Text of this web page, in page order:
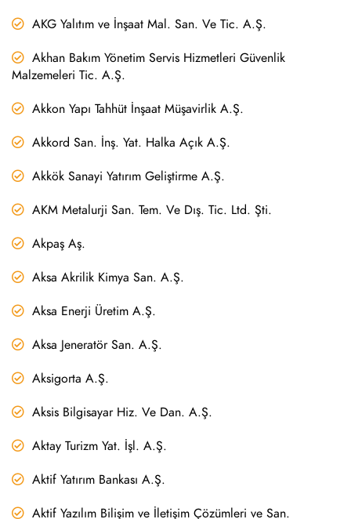
AKG Yalıtım ve İnşaat Mal. San. Ve Tic. A.Ş.
Akhan Bakım Yönetim Servis Hizmetleri Güvenlik
Malzemeleri Tic. A.Ş.
Akkon Yapı Tahhüt İnşaat Müşavirlik A.Ş.
Akkord San. İnş. Yat. Halka Açık A.Ş.
Akkök Sanayi Yatırım Geliştirme A.Ş.
AKM Metalurji San. Tem. Ve Dış. Tic. Ltd. Şti.
Akpaş Aş.
Aksa Akrilik Kimya San. A.Ş.
Aksa Enerji Üretim A.Ş.
Aksa Jeneratör San. A.Ş.
Aksigorta A.Ş.
Aksis Bilgisayar Hiz. Ve Dan. A.Ş.
Aktay Turizm Yat. İşl. A.Ş.
Aktif Yatırım Bankası A.Ş.
Aktif Yazılım Bilişim ve İletişim Çözümleri ve San.